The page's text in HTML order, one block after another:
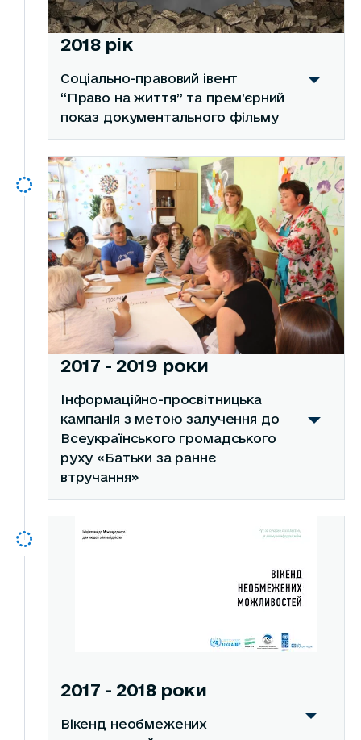
2018 рік
Соціально-правовий івент
“Право на життя” та прем’єрний
показ документального фільму
2017 - 2019 роки
Інформаційно-просвітницька
кампанія з метою залучення до
Всеукраїнського громадського
руху «Батьки за раннє
втручання»
2017 - 2018 роки
Вікенд необмежених